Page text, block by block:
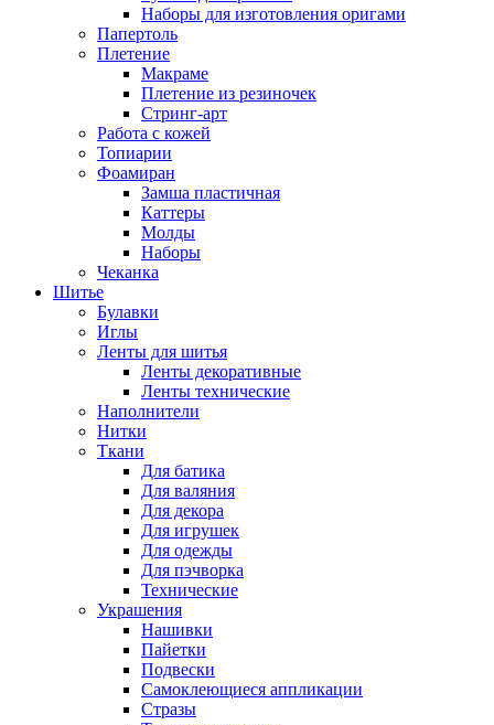
Наборы для изготовления оригами
Папертоль
Плетение
Макраме
Плетение из резиночек
Стринг-арт
Работа с кожей
Топиарии
Фоамиран
Замша пластичная
Каттеры
Молды
Наборы
Чеканка
Шитье
Булавки
Иглы
Ленты для шитья
Ленты декоративные
Ленты технические
Наполнители
Нитки
Ткани
Для батика
Для валяния
Для декора
Для игрушек
Для одежды
Для пэчворка
Технические
Украшения
Нашивки
Пайетки
Подвески
Самоклеющиеся аппликации
Стразы